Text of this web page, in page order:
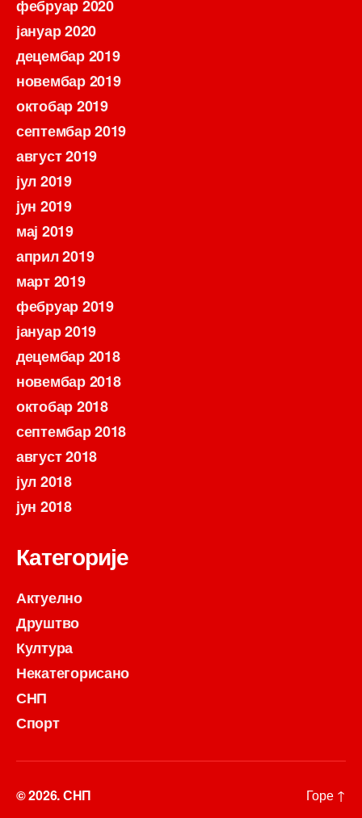
фебруар 2020
јануар 2020
децембар 2019
новембар 2019
октобар 2019
септембар 2019
август 2019
јул 2019
јун 2019
мај 2019
април 2019
март 2019
фебруар 2019
јануар 2019
децембар 2018
новембар 2018
октобар 2018
септембар 2018
август 2018
јул 2018
јун 2018
Категорије
Актуелно
Друштво
Култура
Некатегорисано
СНП
Спорт
© 2026.СНП Горе ↑